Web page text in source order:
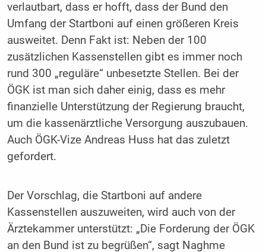
verlautbart, dass er hofft, dass der Bund den
Umfang der Startboni auf einen größeren Kreis
ausweitet. Denn Fakt ist: Neben der 100
zusätzlichen Kassenstellen gibt es immer noch
rund 300 „reguläre“ unbesetzte Stellen. Bei der
ÖGK ist man sich daher einig, dass es mehr
finanzielle Unterstützung der Regierung braucht,
um die kassenärztliche Versorgung auszubauen.
Auch ÖGK-Vize Andreas Huss hat das zuletzt
gefordert.
Der Vorschlag, die Startboni auf andere
Kassenstellen auszuweiten, wird auch von der
Ärztekammer unterstützt: „Die Forderung der ÖGK
an den Bund ist zu begrüßen“, sagt Naghme